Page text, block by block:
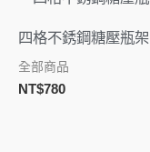
四格不銹鋼糖壓瓶架
全部商品
NT$780